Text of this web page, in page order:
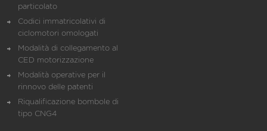
particolato
Codici immatricolativi di
ciclomotori omologati
Modalità di collegamento al
CED motorizzazione
Modalità operative per il
rinnovo delle patenti
Riqualificazione bombole di
tipo CNG4